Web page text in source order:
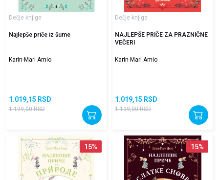
Dečje knjige
Najlepše priče iz šume
Karin-Mari Amio
1.019,15 RSD
1.199,00 RSD
Dečje knjige
NAJLEPŠE PRIČE ZA PRAZNIČNE
VEČERI
Karin-Mari Amio
1.019,15 RSD
1.199,00 RSD
15% 15%